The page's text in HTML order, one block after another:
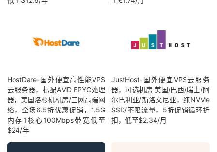
HostDare-国外便宜高性能VPS
云服务器，标配AMD EPYC处理
器，美国洛杉矶机房/三网高端网
络，全场6.5折优惠促销，1.5G
内存1核心100Mbps带宽低至
$24/年
JustHost-国外便宜VPS云服务
器，可选机房 美国/巴西/瑞士/阿
尔巴利亚/斯洛文尼亚，纯NVMe
SSD/不限流量，5折促销循环折
扣，低至$2.34/月